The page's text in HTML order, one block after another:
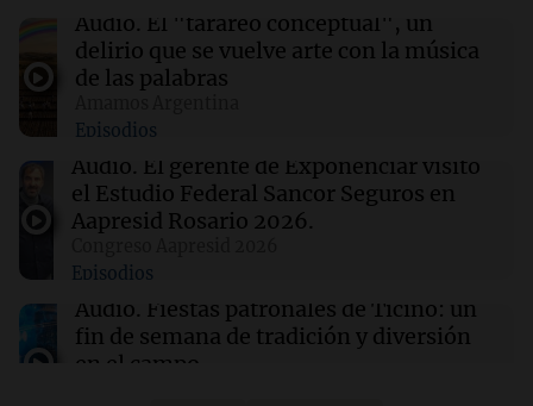
Descuentos de hasta $400 en entradas para
TechCrunch Disrupt 2026 hasta el viernes
Madres pidieron por la Ley Joaquín en
Rosario: "Nos arrancaron lo más sagrado"
21:54 Mundo
tras 15 meses de prisión sin juicio
Audio. El "tarareo conceptual", un
delirio que se vuelve arte con la música
de las palabras
Episodios
Audio. El gerente de Exponenciar visitó
el Estudio Federal Sancor Seguros en
Aapresid Rosario 2026.
Episodios
Audio. Fiestas patronales de Ticino: un
fin de semana de tradición y diversión
en el campo